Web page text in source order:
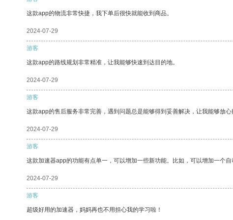
这款app的物流非常快捷，我下单后很快就能收到商品。
2024-07-29
游客
这款app的路线规划非常精准，让我能够快速到达目的地。
2024-07-29
游客
这款app的售后服务非常完善，遇到问题总是能够得到妥善解决，让我能够放心
2024-07-29
游客
这款加速器app的功能有点单一，可以增加一些新功能。比如，可以增加一个
2024-07-29
游客
超级好用的加速器，妈妈再也不用担心我的学习啦！